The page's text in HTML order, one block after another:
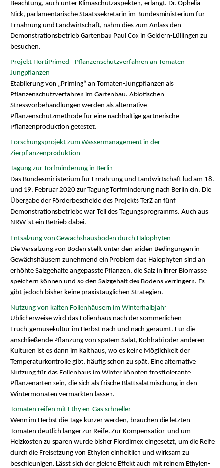
Beachtung, auch unter Klimaschutzaspekten, erlangt. Dr. Ophelia
Nick, parlamentarische Staatssekretärin im Bundesministerium für
Ernährung und Landwirtschaft, nahm dies zum Anlass den
Demonstrationsbetrieb Gartenbau Paul Cox in Geldern-Lüllingen zu
besuchen.
Projekt HortiPrimed - Pflanzenschutzverfahren an Tomaten-
Jungpflanzen
Etablierung von „Priming“ an Tomaten-Jungpflanzen als
Pflanzenschutzverfahren im Gartenbau. Abiotischen
Stressvorbehandlungen werden als alternative
Pflanzenschutzmethode für eine nachhaltige gärtnerische
Pflanzenproduktion getestet.
Forschungsprojekt zum Wassermanagement in der
Zierpflanzenproduktion
Tagung zur Torfminderung in Berlin
Das Bundesministerium für Ernährung und Landwirtschaft lud am 18.
und 19. Februar 2020 zur Tagung Torfminderung nach Berlin ein. Die
Übergabe der Förderbescheide des Projekts TerZ an fünf
Demonstrationsbetriebe war Teil des Tagungsprogramms. Auch aus
NRW ist ein Betrieb dabei.
Entsalzung von Gewächshausböden durch Halophyten
Die Versalzung von Böden stellt unter den ariden Bedingungen in
Gewächshäusern zunehmend ein Problem dar. Halophyten sind an
erhöhte Salzgehalte angepasste Pflanzen, die Salz in ihrer Biomasse
speichern können und so den Salzgehalt des Bodens verringern. Es
gibt jedoch bisher keine praxistauglichen Strategien.
Nutzung von kalten Folienhäusern im Winterhalbjahr
Üblicherweise wird das Folienhaus nach der sommerlichen
Fruchtgemüsekultur im Herbst nach und nach geräumt. Für die
anschließende Pflanzung von spätem Salat, Kohlrabi oder anderen
Kulturen ist es dann im Kalthaus, wo es keine Möglichkeit der
Temperaturkontrolle gibt, häufig schon zu spät. Eine alternative
Nutzung für das Folienhaus im Winter könnten frosttolerante
Pflanzenarten sein, die sich als frische Blattsalatmischung in den
Wintermonaten vermarkten lassen.
Tomaten reifen mit Ethylen-Gas schneller
Wenn im Herbst die Tage kürzer werden, brauchen die letzten
Tomaten deutlich länger zur Reife. Zur Kompensation und um
Heizkosten zu sparen wurde bisher Flordimex eingesetzt, um die Reife
durch die Freisetzung von Ethylen einheitlich und wirksam zu
beschleunigen. Lässt sich der gleiche Effekt auch mit reinem Ethylen-